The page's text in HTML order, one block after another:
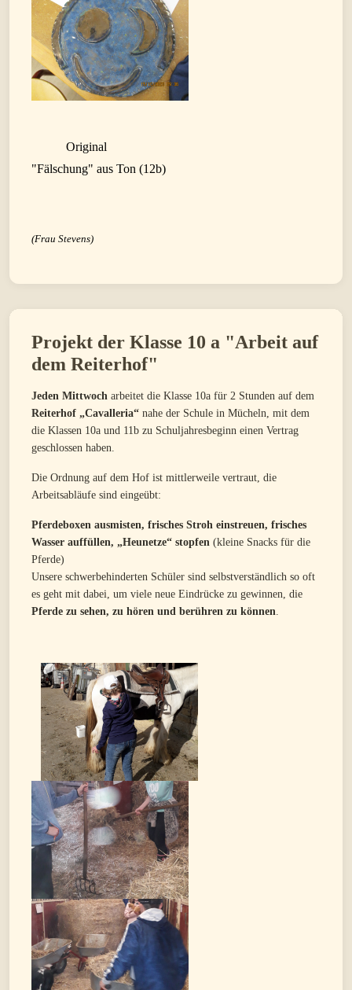
Original
"Fälschung" aus Ton (12b)
(Frau Stevens)
Projekt der Klasse 10 a "Arbeit auf
dem Reiterhof"
Jeden Mittwoch arbeitet die Klasse 10a für 2 Stunden auf dem
Reiterhof „Cavalleria“ nahe der Schule in Mücheln, mit dem
die Klassen 10a und 11b zu Schuljahresbeginn einen Vertrag
geschlossen haben.
Die Ordnung auf dem Hof ist mittlerweile vertraut, die
Arbeitsabläufe sind eingeübt:
Pferdeboxen ausmisten, frisches Stroh einstreuen, frisches
Wasser auffüllen, „Heunetze“ stopfen (kleine Snacks für die
Pferde)
Unsere schwerbehinderten Schüler sind selbstverständlich so oft
es geht mit dabei, um viele neue Eindrücke zu gewinnen, die
Pferde zu sehen, zu hören und berühren zu können